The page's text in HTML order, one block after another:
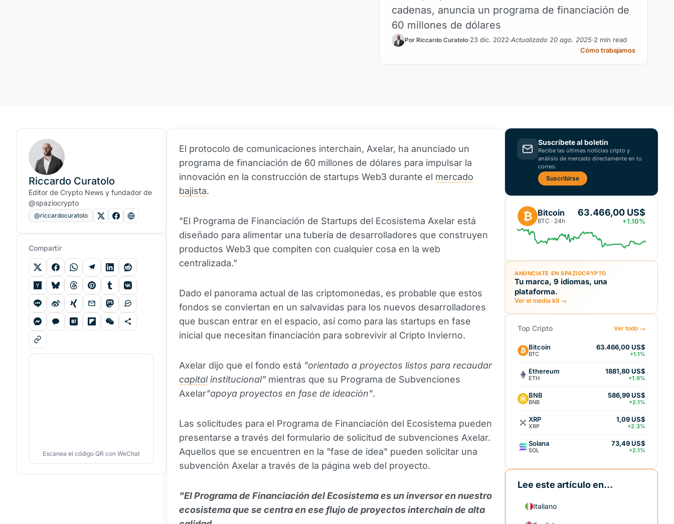
cadenas, anuncia un programa de financiación de
60 millones de dólares
Por Riccardo Curatolo 23 dic. 2022 Actualizado 20 ago. 2025 2 min read
Cómo trabajamos
El protocolo de comunicaciones interchain, Axelar, ha anunciado un
programa de financiación de 60 millones de dólares para impulsar la
innovación en la construcción de startups Web3 durante el mercado
bajista.
"El Programa de Financiación de Startups del Ecosistema Axelar está
diseñado para alimentar una tubería de desarrolladores que construyen
productos Web3 que compiten con cualquier cosa en la web
centralizada."
Dado el panorama actual de las criptomonedas, es probable que estos
fondos se conviertan en un salvavidas para los nuevos desarrolladores
que buscan entrar en el espacio, así como para las startups en fase
inicial que necesitan financiación para sobrevivir al Cripto Invierno.
Axelar dijo que el fondo está "orientado a proyectos listos para recaudar
capitalinstitucional" mientras que su Programa de Subvenciones
Axelar"apoya proyectos en fase de ideación".
Las solicitudes para el Programa de Financiación del Ecosistema pueden
presentarse a través del formulario de solicitud de subvenciones Axelar.
Aquellos que se encuentren en la "fase de idea" pueden solicitar una
subvención Axelar a través de la página web del proyecto.
"El Programa de Financiación del Ecosistema es un inversor en nuestro
ecosistema que se centra en ese flujo de proyectos interchain de alta
Riccardo Curatolo
Editor de Crypto News y fundador de
@spaziocrypto
@riccardocuratolo
Compartir
Escanea el código QR con WeChat
Suscríbete al boletín
Recibe las últimas noticias cripto y
análisis de mercado directamente en tu
correo.
Suscribirse
₿ Bitcoin
BTC · 24h
63.466,00 US$
+1.10%
ANÚNCIATE EN SPAZIOCRYPTO
Tu marca, 9 idiomas, una
plataforma.
Ver el media kit →
Top Cripto Ver todo →
Bitcoin
BTC
63.466,00 US$
+1.1%
Ethereum
ETH
1881,80 US$
+1.9%
BNB
BNB
586,99 US$
+2.1%
XRP
XRP
1,09 US$
+2.3%
Solana
SOL
73,49 US$
+2.1%
Lee este artículo en...
Italiano